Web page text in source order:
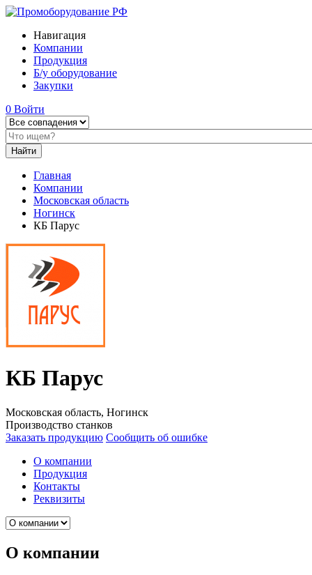
Навигация
Компании
Продукция
Б/у оборудование
Закупки
0 Войти
Главная
Компании
Московская область
Ногинск
КБ Парус
КБ Парус
Московская область, Ногинск
Производство станков
Заказать продукцию Сообщить об ошибке
О компании
Продукция
Контакты
Реквизиты
О компании